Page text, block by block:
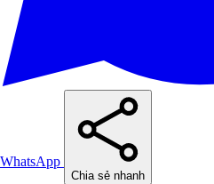
WhatsApp
Chia sẻ nhanh